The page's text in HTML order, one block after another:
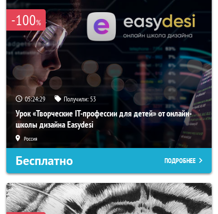
-100%
05:24:25 Получили: 53
Урок «Творческие IT-профессии для детей» от онлайн-
школы дизайна Easydesi
Россия
Бесплатно ПОДРОБНЕЕ